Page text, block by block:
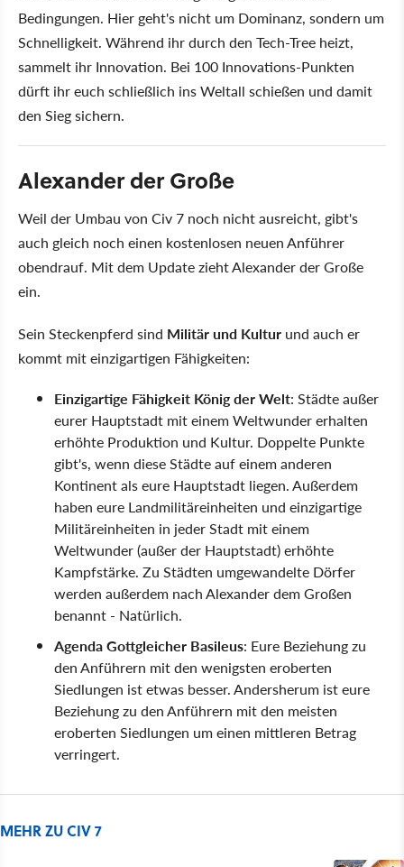
Bedingungen. Hier geht's nicht um Dominanz, sondern um
Schnelligkeit. Während ihr durch den Tech-Tree heizt,
sammelt ihr Innovation. Bei 100 Innovations-Punkten
dürft ihr euch schließlich ins Weltall schießen und damit
den Sieg sichern.
Alexander der Große
Weil der Umbau von Civ 7 noch nicht ausreicht, gibt's
auch gleich noch einen kostenlosen neuen Anführer
obendrauf. Mit dem Update zieht Alexander der Große
ein.
Sein Steckenpferd sind Militär und Kultur und auch er
kommt mit einzigartigen Fähigkeiten:
Einzigartige Fähigkeit König der Welt: Städte außer
eurer Hauptstadt mit einem Weltwunder erhalten
erhöhte Produktion und Kultur. Doppelte Punkte
gibt's, wenn diese Städte auf einem anderen
Kontinent als eure Hauptstadt liegen. Außerdem
haben eure Landmilitäreinheiten und einzigartige
Militäreinheiten in jeder Stadt mit einem
Weltwunder (außer der Hauptstadt) erhöhte
Kampfstärke. Zu Städten umgewandelte Dörfer
werden außerdem nach Alexander dem Großen
benannt - Natürlich.
Agenda Gottgleicher Basileus: Eure Beziehung zu
den Anführern mit den wenigsten eroberten
Siedlungen ist etwas besser. Andersherum ist eure
Beziehung zu den Anführern mit den meisten
eroberten Siedlungen um einen mittleren Betrag
verringert.
MEHR ZU CIV 7